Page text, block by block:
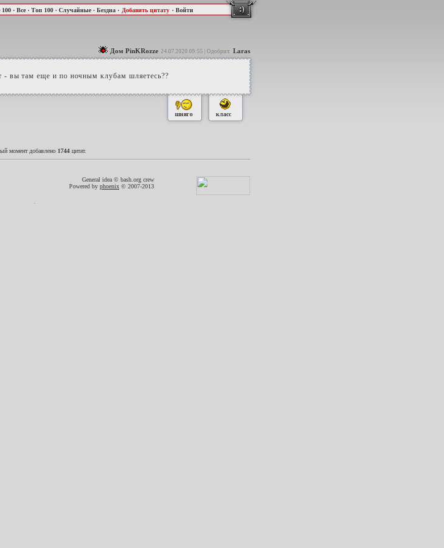
100· Все· Топ 100· Случайные· Бездна· Добавить цитату · Войти
Дом PinKRozze 24.07.2020 09:55 | Одобрил: Laras
- вы там еще и по ночным клубам шляетесь??
шняго класс
момент добавлено 1744 цитат.
General idea © bash.org crew
Powered by phoenix © 2007-2013